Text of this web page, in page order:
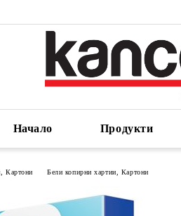
Начало Продукти
Картони Бели копирни хартии, Картони